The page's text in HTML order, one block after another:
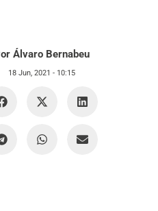
Álvaro Bernabeu
18 Jun, 2021 - 10:15